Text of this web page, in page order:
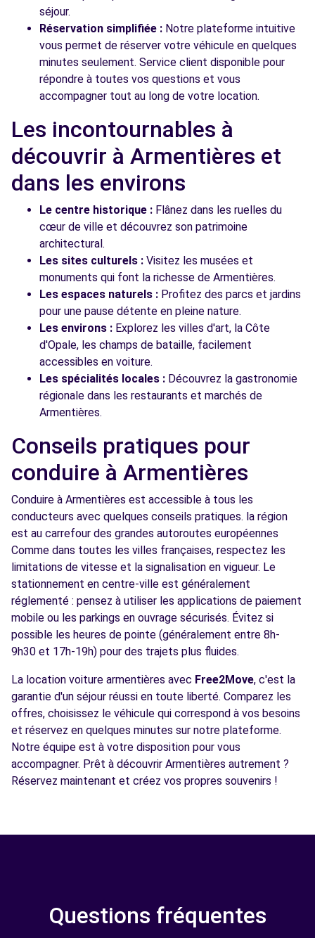
séjour.
Réservation simplifiée : Notre plateforme intuitive
vous permet de réserver votre véhicule en quelques
minutes seulement. Service client disponible pour
répondre à toutes vos questions et vous
accompagner tout au long de votre location.
Les incontournables à
découvrir à Armentières et
dans les environs
Le centre historique : Flânez dans les ruelles du
cœur de ville et découvrez son patrimoine
architectural.
Les sites culturels : Visitez les musées et
monuments qui font la richesse de Armentières.
Les espaces naturels : Profitez des parcs et jardins
pour une pause détente en pleine nature.
Les environs : Explorez les villes d'art, la Côte
d'Opale, les champs de bataille, facilement
accessibles en voiture.
Les spécialités locales : Découvrez la gastronomie
régionale dans les restaurants et marchés de
Armentières.
Conseils pratiques pour
conduire à Armentières
Conduire à Armentières est accessible à tous les
conducteurs avec quelques conseils pratiques. la région
est au carrefour des grandes autoroutes européennes
Comme dans toutes les villes françaises, respectez les
limitations de vitesse et la signalisation en vigueur. Le
stationnement en centre-ville est généralement
réglementé : pensez à utiliser les applications de paiement
mobile ou les parkings en ouvrage sécurisés. Évitez si
possible les heures de pointe (généralement entre 8h-
9h30 et 17h-19h) pour des trajets plus fluides.
La location voiture armentières avec Free2Move, c'est la
garantie d'un séjour réussi en toute liberté. Comparez les
offres, choisissez le véhicule qui correspond à vos besoins
et réservez en quelques minutes sur notre plateforme.
Notre équipe est à votre disposition pour vous
accompagner. Prêt à découvrir Armentières autrement ?
Réservez maintenant et créez vos propres souvenirs !
Questions fréquentes